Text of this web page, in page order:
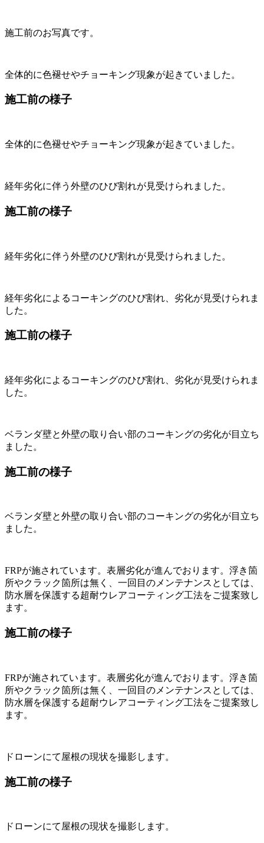
施工前のお写真です。
全体的に色褪せやチョーキング現象が起きていました。
施工前の様子
全体的に色褪せやチョーキング現象が起きていました。
経年劣化に伴う外壁のひび割れが見受けられました。
施工前の様子
経年劣化に伴う外壁のひび割れが見受けられました。
経年劣化によるコーキングのひび割れ、劣化が見受けられま
した。
施工前の様子
経年劣化によるコーキングのひび割れ、劣化が見受けられま
した。
ベランダ壁と外壁の取り合い部のコーキングの劣化が目立ち
ました。
施工前の様子
ベランダ壁と外壁の取り合い部のコーキングの劣化が目立ち
ました。
FRPが施されています。表層劣化が進んでおります。浮き箇
所やクラック箇所は無く、一回目のメンテナンスとしては、
防水層を保護する超耐ウレアコーティング工法をご提案致し
ます。
施工前の様子
FRPが施されています。表層劣化が進んでおります。浮き箇
所やクラック箇所は無く、一回目のメンテナンスとしては、
防水層を保護する超耐ウレアコーティング工法をご提案致し
ます。
ドローンにて屋根の現状を撮影します。
施工前の様子
ドローンにて屋根の現状を撮影します。